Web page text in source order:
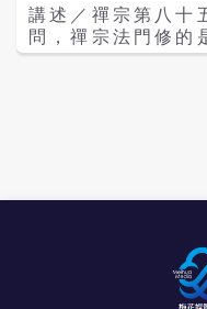
的佛法。 所以，如果是修有相法門，應該要轉
換成這種真正能夠
慧、解脫」的佛法
不說一語，只有摩
佛的心意，於是佛
下，卻開出聖潔的
花，就是聖果。我
染的人世間生活；
酒地，卻不肯花一
所以「智慧」和「
界，但他會開悟，
有人一天到晚只想
足夠的錢，可以讓
生，所以在選擇工
講述／禪宗第八十
問，禪宗法門修的是什
古德禪師很喜歡畫
是整個宇宙；儒家
「天行健」，象徵
所以說「一即一切，一
本自具足佛性，本
呢？因為我們本有